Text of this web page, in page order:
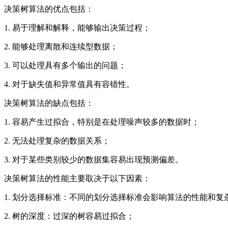
决策树算法的优点包括：
1. 易于理解和解释，能够输出决策过程；
2. 能够处理离散和连续型数据；
3. 可以处理具有多个输出的问题；
4. 对于缺失值和异常值具有容错性。
决策树算法的缺点包括：
1. 容易产生过拟合，特别是在处理噪声较多的数据时；
2. 无法处理复杂的数据关系；
3. 对于某些类别较少的数据集容易出现预测偏差。
决策树算法的性能主要取决于以下因素：
1. 划分选择标准：不同的划分选择标准会影响算法的性能和复
2. 树的深度：过深的树容易过拟合；